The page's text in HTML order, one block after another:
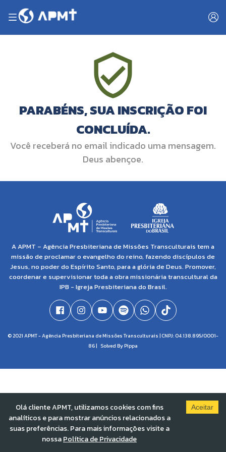
PARABÉNS, SUA INSCRIÇÃO FOI
CONCLUÍDA.
Você receberá no email indicado uma mensagem.
Deus abençoe.
A APMT – Agência Presbiteriana de Missões Transculturais tem a
missão de proclamar o evangelho do reino, fazendo discípulos de
Jesus, no poder do Espírito Santo, para a glória de Deus. Promover,
coordenar e supervisionar toda a obra missionária transcultural da
IPB - Igreja Presbiteriana do Brasil.
© 2021 APMT - Agência Presbiteriana de Missões Transculturais | CNPJ: 04.138.895/0001-
86 | Solved By Pippa
Olá cliente APMT, utilizamos cookies com fins
analíticos e para mostrar anúncios relacionados a
suas preferências. Para mais informações visite a
nossaPolítica de Privacidade
Aceitar